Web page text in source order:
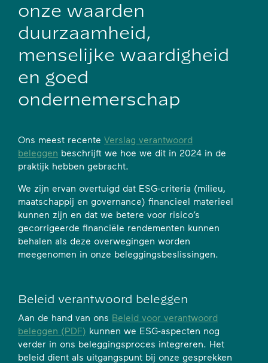
onze waarden
duurzaamheid,
menselijke waardigheid
en goed
ondernemerschap
Ons meest recente Verslag verantwoord
beleggen beschrijft we hoe we dit in 2024 in de
praktijk hebben gebracht.
We zijn ervan overtuigd dat ESG-criteria (milieu,
maatschappij en governance) financieel materieel
kunnen zijn en dat we betere voor risico’s
gecorrigeerde financiële rendementen kunnen
behalen als deze overwegingen worden
meegenomen in onze beleggingsbeslissingen.
Beleid verantwoord beleggen
Aan de hand van ons Beleid voor verantwoord
beleggen (PDF) kunnen we ESG-aspecten nog
verder in ons beleggingsproces integreren. Het
beleid dient als uitgangspunt bij onze gesprekken